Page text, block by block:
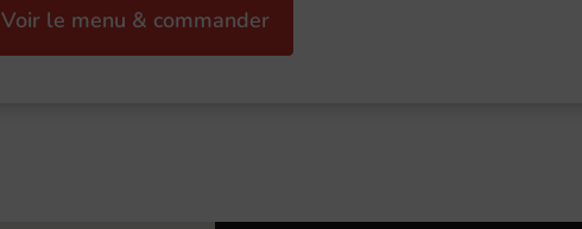
Voir le menu & commander